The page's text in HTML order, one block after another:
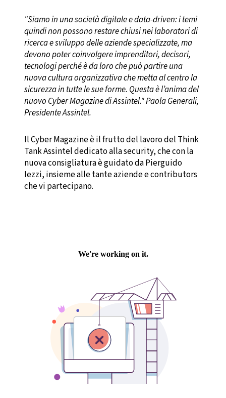
"Siamo in una società digitale e data-driven: i temi
quindi non possono restare chiusi nei laboratori di
ricerca e sviluppo delle aziende specializzate, ma
devono poter coinvolgere imprenditori, decisori,
tecnologi perché è da loro che può partire una
nuova cultura organizzativa che metta al centro la
sicurezza in tutte le sue forme. Questa è l’anima del
nuovo Cyber Magazine di Assintel." Paola Generali,
Presidente Assintel.
Il Cyber Magazine è il frutto del lavoro del Think
Tank Assintel dedicato alla security, che con la
nuova consigliatura è guidato da Pierguido
Iezzi, insieme alle tante aziende e contributors
che vi partecipano.